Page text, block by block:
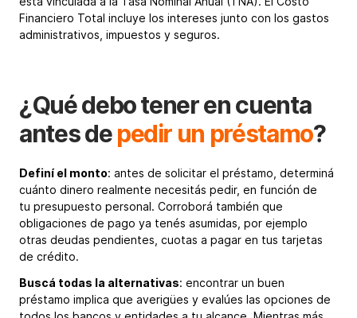
Financiero Total incluye los intereses junto con los gastos
administrativos, impuestos y seguros.
¿Qué debo tener en cuenta
antes depedir un préstamo?
Definí el monto: antes de solicitar el préstamo, determiná
cuánto dinero realmente necesitás pedir, en función de
tu presupuesto personal. Corroborá también que
obligaciones de pago ya tenés asumidas, por ejemplo
otras deudas pendientes, cuotas a pagar en tus tarjetas
de crédito.
Buscá todas la alternativas: encontrar un buen
préstamo implica que averigües y evalúes las opciones de